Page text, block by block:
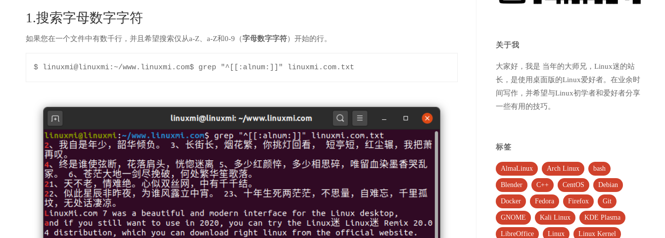
1.搜索字母数字字符
如果您在一个文件中有数千行，并且希望搜索仅从a-Z、a-Z和0-9（字母数字字符）开始的行。
关于我
大家好，我是 当年的大师兄，Linux迷的站
长，是使用桌面版的Linux爱好者。在业余时
间写作，并希望与Linux初学者和爱好者分享
一些有用的技巧。
标签
AlmaLinux Arch Linux bash
Blender C++ CentOS Debian
Docker Fedora Firefox Git
GNOME Kali Linux KDE Plasma
LibreOffice Linux Linux Kernel